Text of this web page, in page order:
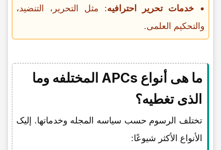
• خدمات تحریر احترافیه: مثل التحریر، التنضید،
والتحکیم العلمی.
ما هی أنواع APCs المختلفه وما
الذی تغطیه؟
تختلف الرسوم حسب سیاسه المجله وخدماتها. إلیک
الأنواع الأکثر شیوعًا: